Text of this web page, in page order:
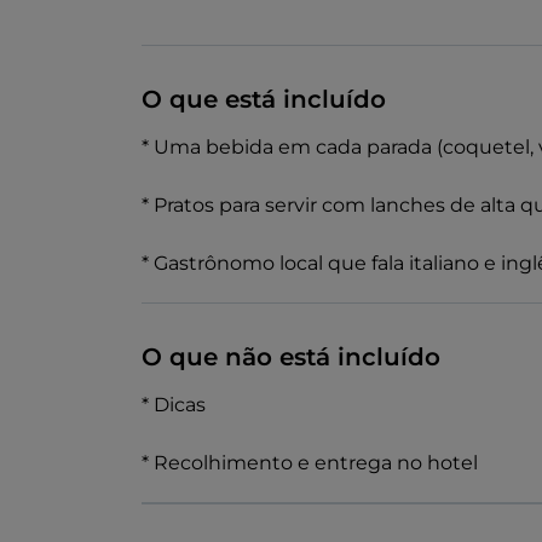
O que está incluído
* Uma bebida em cada parada (coquetel,
* Pratos para servir com lanches de alta
* Gastrônomo local que fala italiano e
O que não está incluído
* Dicas
* Recolhimento e entrega no hotel